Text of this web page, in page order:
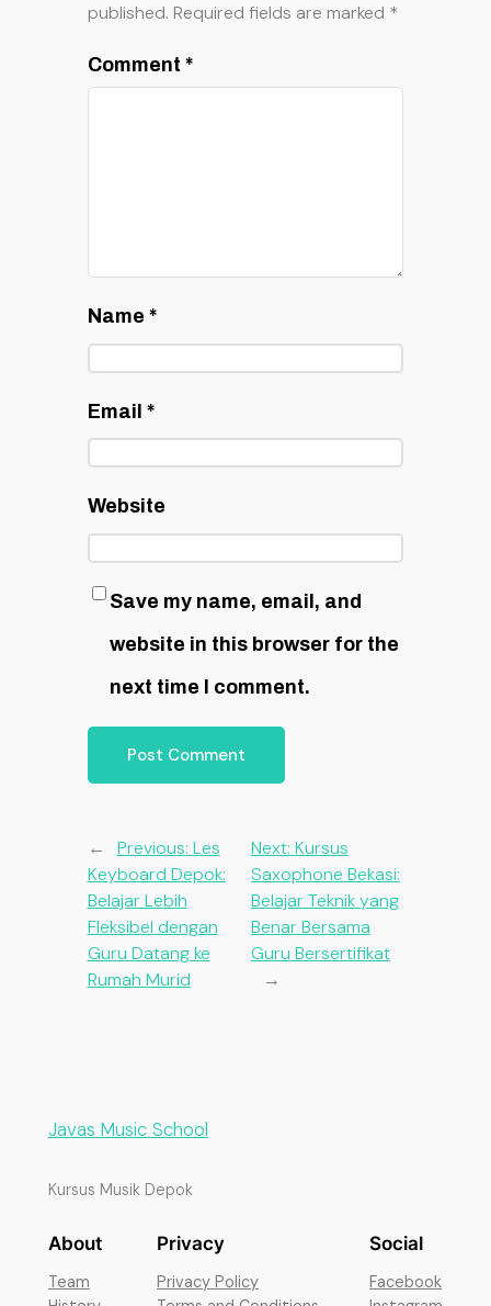
published. Required fields are marked *
Comment *
Name *
Email *
Website
Save my name, email, and
website in this browser for the
next time I comment.
← Previous: Les
Keyboard Depok:
Belajar Lebih
Fleksibel dengan
Guru Datang ke
Rumah Murid
Next: Kursus
Saxophone Bekasi:
Belajar Teknik yang
Benar Bersama
Guru Bersertifikat
→
Javas Music School
Kursus Musik Depok
About
Team
Privacy
Privacy Policy
Social
Facebook